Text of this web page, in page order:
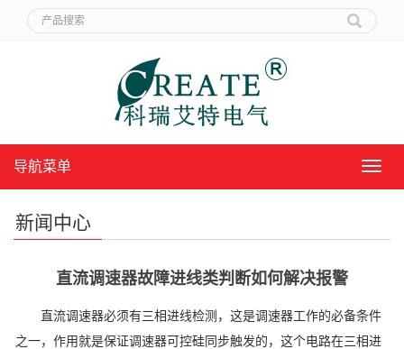
导
导航菜单
新闻中心
直流调速器故障进线类判断如何解决报警
直流调速器必须有三相进线检测，这是调速器工作的必备条件
之一，作用就是保证调速器可控硅同步触发的，这个电路在三相进